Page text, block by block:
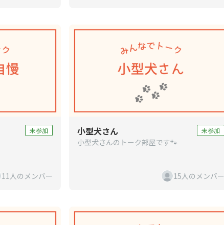
未参加
11人のメンバー
小型犬さん 未参加
小型犬さんのトーク部屋です🐾
15人のメンバー